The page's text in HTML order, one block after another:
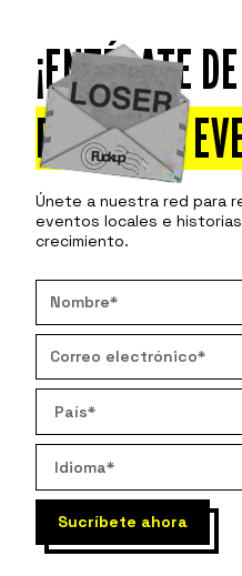
¡ENTÉRATE
PRÓXIMOS
Únete a nuestra red para
eventos locales e
crecimiento.